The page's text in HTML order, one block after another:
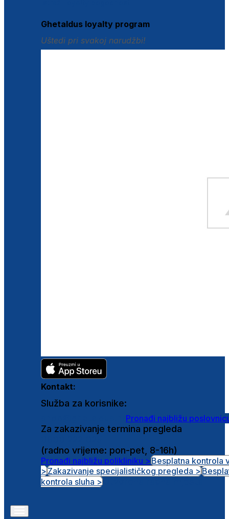
Ghetaldus loyalty program
Uštedi pri svakoj narudžbi!
Kontakt:
Služba za korisnike:
Pronađi najbližu
Za zakazivanje termina pregleda
(radno vrijeme: pon-pet, 8-16h)
Pronađi najbližu polikliniku >Besplatna kontrola
>Zakazivanje specijalističkog pregleda >
kontrola sluha >